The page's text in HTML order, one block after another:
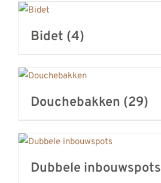
Bidet (4)
Douchebakken (29)
Dubbele inbouwspots